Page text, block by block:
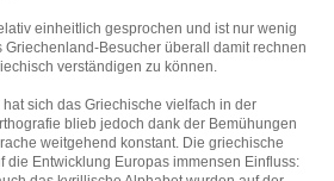
einheitlich gesprochen und ist nur wenig
Besucher überall damit rechnen
verständigen zu können.
sich das Griechische vielfach in der
blieb jedoch dank der Bemühungen
weitgehend konstant. Die griechische
die Entwicklung Europas immensen Einfluss: